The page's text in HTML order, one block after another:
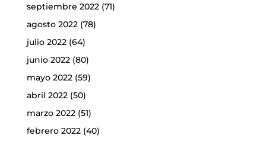
septiembre 2022(71)
agosto 2022(78)
julio 2022(64)
junio 2022(80)
mayo 2022(59)
abril 2022(50)
marzo 2022(51)
febrero 2022(40)